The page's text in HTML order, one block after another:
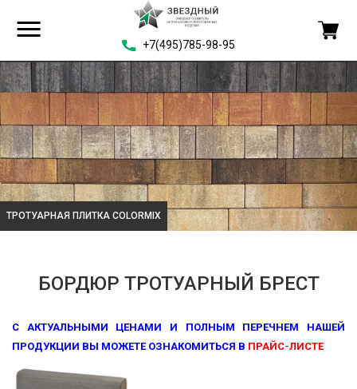
+7(495)785-98-95
ТРОТУАРНАЯ ПЛИТКА COLORMIX
БОРДЮР ТРОТУАРНЫЙ БРЕСТ
С АКТУАЛЬНЫМИ ЦЕНАМИ И ПОЛНЫМ ПЕРЕЧНЕМ НАШЕЙ
ПРОДУКЦИИ ВЫ МОЖЕТЕ ОЗНАКОМИТЬСЯ В ПРАЙС-ЛИСТЕ